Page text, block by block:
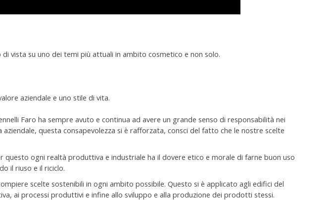
vista su uno dei temi più attuali in ambito cosmetico e non solo.
aziendale e uno stile di vita.
Faro ha sempre avuto e continua ad avere un grande senso di responsabilità nei
questa consapevolezza si è rafforzata, consci del fatto che le nostre scelte
questo ogni realtà produttiva e industriale ha il dovere etico e morale di farne buon uso
il riuso e il riciclo.
scelte sostenibili in ogni ambito possibile. Questo si è applicato agli edifici del
ai processi produttivi e infine allo sviluppo e alla produzione dei prodotti stessi.